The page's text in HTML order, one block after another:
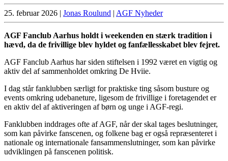
25. februar 2026 | Jonas Roulund | AGF Nyheder
AGF Fanclub Aarhus holdt i weekenden en stærk tradition i
hævd, da de frivillige blev hyldet og fanfællesskabet blev fejret.
AGF Fanclub Aarhus har siden stiftelsen i 1992 været en vigtig og
aktiv del af sammenholdet omkring De Hviie.
I dag står fanklubben særligt for praktiske ting såsom busture og
events omkring udebaneture, ligesom de frivillige i foretagendet er
en aktiv del af aktiveringen af børn og unge i AGF-regi.
Fanklubben inddrages ofte af AGF, når der skal tages beslutninger,
som kan påvirke fanscenen, og folkene bag er også repræsenteret i
nationale og internationale fansammenslutninger, som kan påvirke
udviklingen på fanscenen politisk.